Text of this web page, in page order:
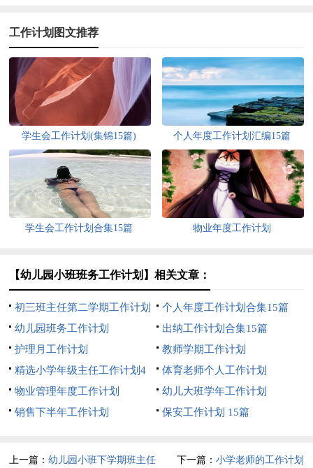
工作计划图文推荐
学生会工作计划(集锦15篇) 个人年度工作计划汇编15篇
学生会工作计划合集15篇 物业年度工作计划
【幼儿园小班班务工作计划】相关文章：
初三班主任第二学期工作计划
个人年度工作计划合集15篇
幼儿园班务工作计划
出纳工作计划合集15篇
护理月工作计划
教师学期工作计划
精选小学年级主任工作计划4
篇
体育老师个人工作计划
物业管理年度工作计划
幼儿大班学年工作计划
销售下半年工作计划
保安工作计划 15篇
上一篇：幼儿园小班下学期班主任 下一篇： 小学老师的工作计划